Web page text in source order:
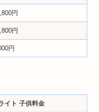
円
円
円
イト 子供料金